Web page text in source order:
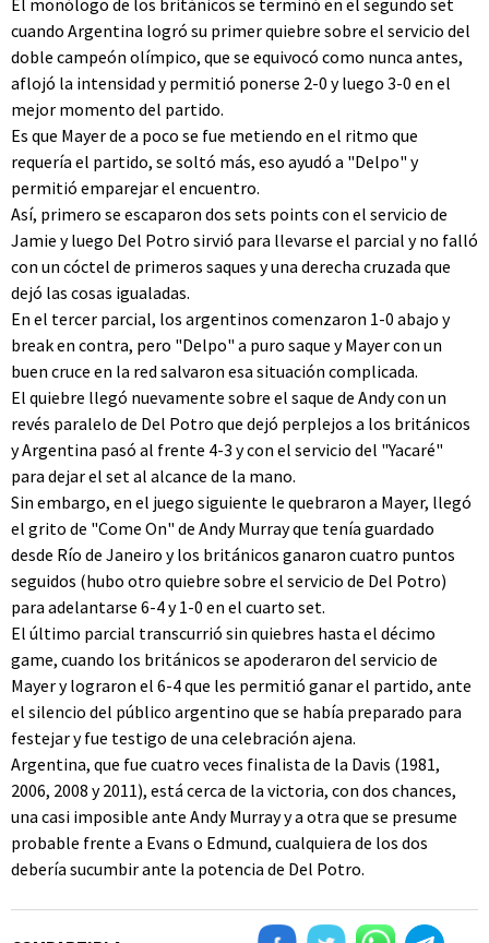
El monólogo de los británicos se terminó en el segundo set
cuando Argentina logró su primer quiebre sobre el servicio del
doble campeón olímpico, que se equivocó como nunca antes,
aflojó la intensidad y permitió ponerse 2-0 y luego 3-0 en el
mejor momento del partido.
Es que Mayer de a poco se fue metiendo en el ritmo que
requería el partido, se soltó más, eso ayudó a "Delpo" y
permitió emparejar el encuentro.
Así, primero se escaparon dos sets points con el servicio de
Jamie y luego Del Potro sirvió para llevarse el parcial y no falló
con un cóctel de primeros saques y una derecha cruzada que
dejó las cosas igualadas.
En el tercer parcial, los argentinos comenzaron 1-0 abajo y
break en contra, pero "Delpo" a puro saque y Mayer con un
buen cruce en la red salvaron esa situación complicada.
El quiebre llegó nuevamente sobre el saque de Andy con un
revés paralelo de Del Potro que dejó perplejos a los británicos
y Argentina pasó al frente 4-3 y con el servicio del "Yacaré"
para dejar el set al alcance de la mano.
Sin embargo, en el juego siguiente le quebraron a Mayer, llegó
el grito de "Come On" de Andy Murray que tenía guardado
desde Río de Janeiro y los británicos ganaron cuatro puntos
seguidos (hubo otro quiebre sobre el servicio de Del Potro)
para adelantarse 6-4 y 1-0 en el cuarto set.
El último parcial transcurrió sin quiebres hasta el décimo
game, cuando los británicos se apoderaron del servicio de
Mayer y lograron el 6-4 que les permitió ganar el partido, ante
el silencio del público argentino que se había preparado para
festejar y fue testigo de una celebración ajena.
Argentina, que fue cuatro veces finalista de la Davis (1981,
2006, 2008 y 2011), está cerca de la victoria, con dos chances,
una casi imposible ante Andy Murray y a otra que se presume
probable frente a Evans o Edmund, cualquiera de los dos
debería sucumbir ante la potencia de Del Potro.